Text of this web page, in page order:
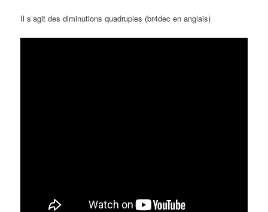
Il s’agit des diminutions quadruples (br4dec en anglais)